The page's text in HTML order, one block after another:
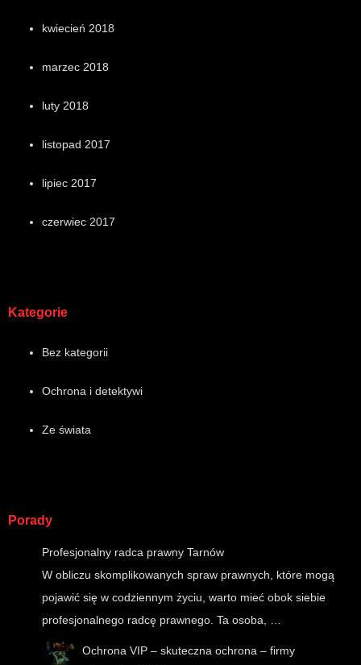
kwiecień 2018
marzec 2018
luty 2018
listopad 2017
lipiec 2017
czerwiec 2017
Kategorie
Bez kategorii
Ochrona i detektywi
Ze świata
Porady
Profesjonalny radca prawny Tarnów
W obliczu skomplikowanych spraw prawnych, które mogą
pojawić się w codziennym życiu, warto mieć obok siebie
profesjonalnego radcę prawnego. Ta osoba, …
Ochrona VIP – skuteczna ochrona – firmy